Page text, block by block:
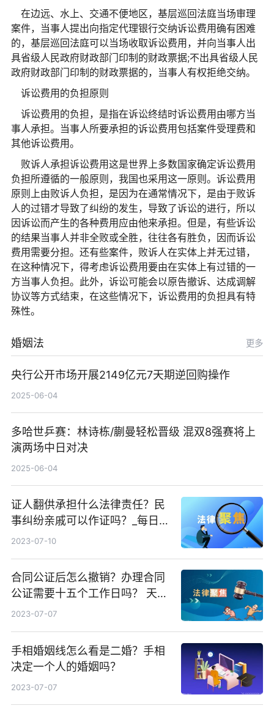
在边远、水上、交通不便地区，基层巡回法庭当场审理
案件，当事人提出向指定代理银行交纳诉讼费用确有困难
的，基层巡回法庭可以当场收取诉讼费用，并向当事人出
具省级人民政府财政部门印制的财政票据;不出具省级人民
政府财政部门印制的财政票据的，当事人有权拒绝交纳。
诉讼费用的负担原则
诉讼费用的负担，是指在诉讼终结时诉讼费用由哪方当
事人承担。当事人所要承担的诉讼费用包括案件受理费和
其他诉讼费用。
败诉人承担诉讼费用这是世界上多数国家确定诉讼费用
负担所遵循的一般原则，我国也采用这一原则。诉讼费用
原则上由败诉人负担，是因为在通常情况下，是由于败诉
人的过错才导致了纠纷的发生，导致了诉讼的进行，所以
因诉讼而产生的各种费用应由他来承担。但是，有些诉讼
的结果当事人并非全败或全胜，往往各有胜负，因而诉讼
费用需要分担。还有些案件，败诉人在实体上并无过错，
在这种情况下，得考虑诉讼费用要由在实体上有过错的一
方当事人负担。此外，诉讼可能会以原告撤诉、达成调解
协议等方式结束，在这些情况下，诉讼费用的负担具有特
殊性。
婚姻法 更多
央行公开市场开展2149亿元7天期逆回购操作
2025-06-04
多哈世乒赛：林诗栋/蒯曼轻松晋级 混双8强赛将上
演两场中日对决
2025-06-04
证人翻供承担什么法律责任？民
事纠纷亲戚可以作证吗？_每日头
条
2023-07-10
合同公证后怎么撤销？办理合同
公证需要十五个工作日吗？ 天天
观焦点
2023-07-07
手相婚姻线怎么看是二婚？手相
决定一个人的婚姻吗？
2023-07-07